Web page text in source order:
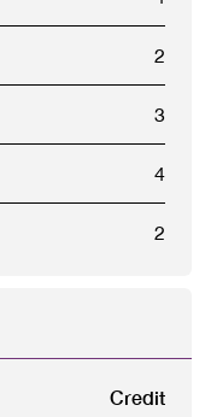
2
3
4
2
Credit